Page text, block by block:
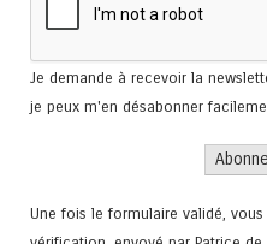
Je demande à recevoir la
je peux m'en désabonner
Une fois le formulaire validé,